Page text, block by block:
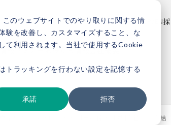
のウェブサイトでのやり取りに関する情
験を改善し、カスタマイズすること、な
て利用されます。当社で使用するCookie
トラッキングを行わない設定を記憶する
承諾 拒否
JP EN
報セミナーお役立ち情報会社概要
ィルが「J-クレジット創出に係る連携協定」を締結